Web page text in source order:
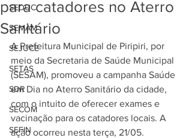
SEDUC
SEMAM
SEJUCE
SETAS
SDR
SECOM
SEFIN
para catadores no Aterro
Sanitário
A Prefeitura Municipal de Piripiri, por
meio da Secretaria de Saúde Municipal
(SESAM), promoveu a campanha Saúde
em Dia no Aterro Sanitário da cidade,
com o intuito de oferecer exames e
vacinação para os catadores locais. A
ação ocorreu nesta terça, 21/05.